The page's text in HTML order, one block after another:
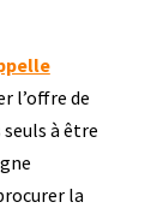
l’offre de
seuls à être
la